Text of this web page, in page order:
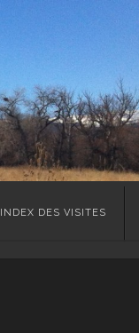
INDEX DES VISITES